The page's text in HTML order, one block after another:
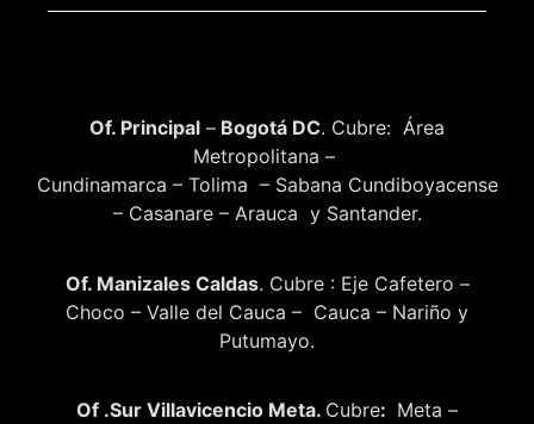
Of. Principal – Bogotá DC. Cubre: Área
Metropolitana –
Cundinamarca – Tolima – Sabana Cundiboyacense
– Casanare – Arauca y Santander.
Of. Manizales Caldas. Cubre : Eje Cafetero –
Choco – Valle del Cauca – Cauca – Nariño y
Putumayo.
Of .Sur Villavicencio Meta. Cubre: Meta –